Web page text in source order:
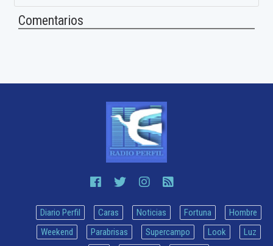
Comentarios
Diario Perfil Caras Noticias Fortuna
Hombre
Weekend
Parabrisas Supercampo Look
Luz